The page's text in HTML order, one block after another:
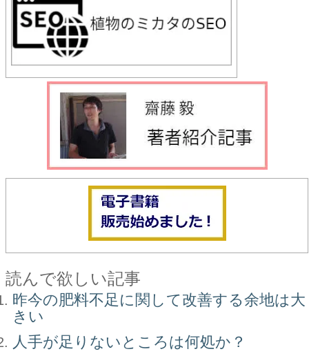
読んで欲しい記事
昨今の肥料不足に関して改善する余地は大
きい
人手が足りないところは何処か？